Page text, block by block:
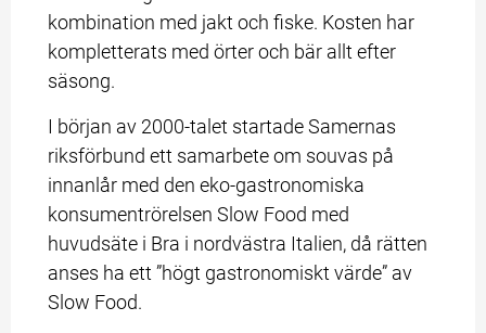
kombination med jakt och fiske. Kosten har
kompletterats med örter och bär allt efter
säsong.
I början av 2000-talet startade Samernas
riksförbund ett samarbete om souvas på
innanlår med den eko-gastronomiska
konsumentrörelsen Slow Food med
huvudsäte i Bra i nordvästra Italien, då rätten
anses ha ett ”högt gastronomiskt värde” av
Slow Food.